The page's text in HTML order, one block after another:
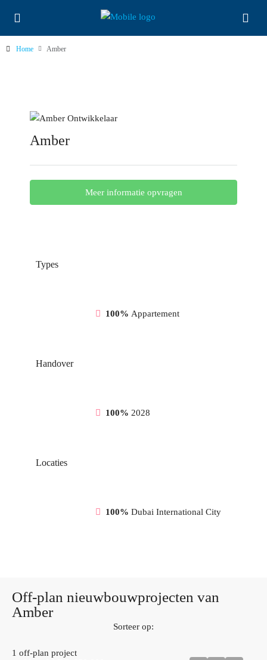
Home Amber
Amber
Meer informatie opvragen
Types
100% Appartement
Handover
100% 2028
Locaties
100% Dubai International City
Off-plan nieuwbouwprojecten van
Amber
1 off-plan project
Sorteer op: